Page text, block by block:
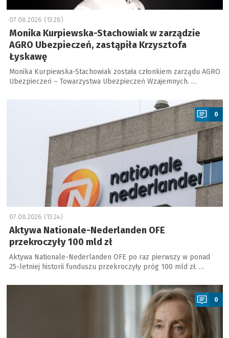
07.08.2026 (13:28)
Monika Kurpiewska-Stachowiak w zarządzie
AGRO Ubezpieczeń, zastąpiła Krzysztofa
Łyskawę
Monika Kurpiewska-Stachowiak została członkiem zarządu AGRO
Ubezpieczeń – Towarzystwa Ubezpieczeń Wzajemnych. …
0
07.08.2026 (13:24)
Aktywa Nationale-Nederlanden OFE
przekroczyły 100 mld zł
Aktywa Nationale-Nederlanden OFE po raz pierwszy w ponad
25-letniej historii funduszu przekroczyły próg 100 mld zł. …
a
0